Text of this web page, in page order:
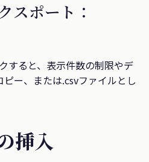
スポート：
すると、表示件数の制限やデ
ー、または.csvファイルとし
挿入